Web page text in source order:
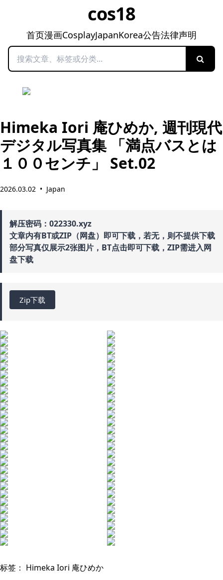
cos18
首页漫画CosplayJapanKorea公告法律声明
搜索
Himeka Iori 庵ひめか, 週刊現代
デジタル写真集 「満点バスとは
１００センチ」 Set.02
2026.03.02 • Japan
解压密码：022330.xyz
文章内有BT或ZIP（网盘）即可下载，若无，则不提供下载
部分写真仅展示2张图片，BT点击即可下载，ZIP需进入网
盘下载
Zip下载
标签： Himeka Iori 庵ひめか